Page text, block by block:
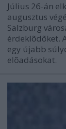
Július 26-án
augusztus
Salzburg
érdeklõdõket.
egy újabb
elõadásokat.